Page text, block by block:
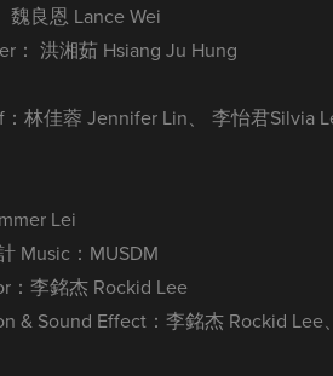
魏良恩 Lance Wei
： 洪湘茹 Hsiang Ju Hung
林佳蓉 Jennifer Lin、 李怡君Silvia
Lei
Music：MUSDM
：李銘杰 Rockid Lee
& Sound Effect：李銘杰 Rockid